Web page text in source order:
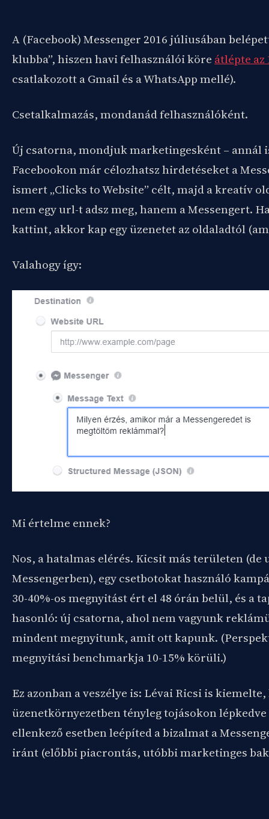
A (Facebook) Messenger 2016 júliusában
klubba”, hiszen havi felhasználói köre átlépte
csatlakozott a Gmail és a WhatsApp mellé).
Csetalkalmazás, mondanád felhasználóként.
Új csatorna, mondjuk marketingesként – annál
Facebookon már célozhatsz hirdetéseket a
ismert „Clicks to Website” célt, majd a kreatív
nem egy url-t adsz meg, hanem a Messengert.
kattint, akkor kap egy üzenetet az oldaladtól
Valahogy így:
Mi értelme ennek?
Nos, a hatalmas elérés. Kicsit más területen (de
Messengerben), egy csetbotokat használó
30-40%-os megnyitást ért el 48 órán belül, és a
hasonló: új csatorna, ahol nem vagyunk
mindent megnyitunk, amit ott kapunk.
megnyitási benchmarkja 10-15% körüli.)
Ez azonban a veszélye is: Lévai Ricsi is
üzenetkörnyezetben tényleg tojásokon
ellenkező esetben leépíted a bizalmat a
iránt (előbbi piacrontás, utóbbi marketinges